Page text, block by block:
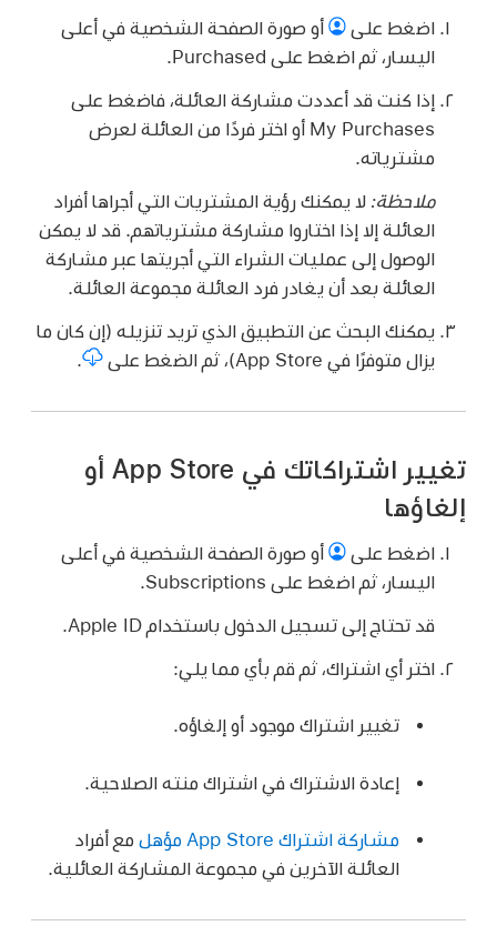
اضغط على
أو صورة الصفحة الشخصية في أعلى
اليسار، ثم اضغط على Purchased.
إذا كنت قد أعددت مشاركة العائلة، فاضغط على
My Purchases أو اختر فردًا من العائلة لعرض
مشترياته.
ملاحظة:لا يمكنك رؤية المشتريات التي أجراها أفراد
العائلة إلا إذا اختاروا مشاركة مشترياتهم. قد لا يمكن
الوصول إلى عمليات الشراء التي أجريتها عبر مشاركة
العائلة بعد أن يغادر فرد العائلة مجموعة العائلة.
يمكنك البحث عن التطبيق الذي تريد تنزيله (إن كان ما
يزال متوفرًا في App Store)، ثم الضغط على
تغيير اشتراكاتك في App Store أو
إلغاؤها
اضغط على
أو صورة الصفحة الشخصية في أعلى
اليسار، ثم اضغط على Subscriptions.
قد تحتاج إلى تسجيل الدخول باستخدام Apple ID.
اختر أي اشتراك، ثم قم بأي مما يلي:
تغيير اشتراك موجود أو إلغاؤه.
إعادة الاشتراك في اشتراك منته الصلاحية.
مشاركة اشتراك App Store مؤهل
مع أفراد
العائلة الآخرين في مجموعة المشاركة العائلية.